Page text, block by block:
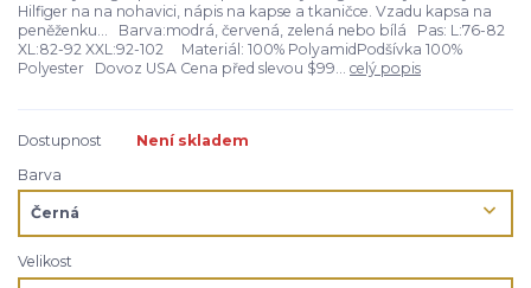
Hilfiger na na nohavici, nápis na kapse a tkaničce. Vzadu kapsa na
peněženku... Barva:modrá, červená, zelená nebo bílá Pas: L:76-82
XL:82-92 XXL:92-102 Materiál: 100% PolyamidPodšívka 100%
Polyester Dovoz USA Cena před slevou $99... celý popis
Dostupnost
Není skladem
Barva
Velikost